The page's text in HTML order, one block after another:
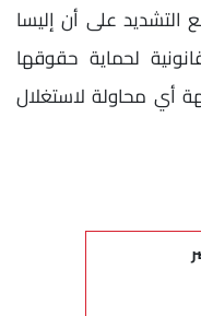
التشديد على أن إليسا
لحماية حقوقها
أي محاولة لاستغلال